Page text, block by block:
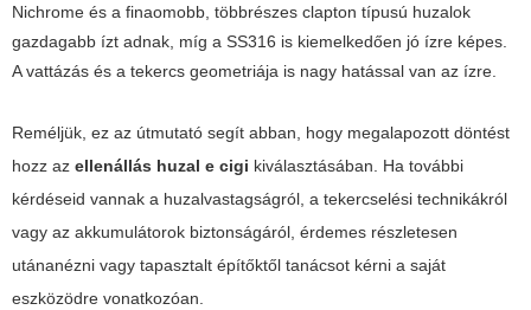
Nichrome és a finaomobb, többrészes clapton típusú huzalok
gazdagabb ízt adnak, míg a SS316 is kiemelkedően jó ízre képes.
A vattázás és a tekercs geometriája is nagy hatással van az ízre.
Reméljük, ez az útmutató segít abban, hogy megalapozott döntést
hozz az ellenállás huzal e cigi kiválasztásában. Ha további
kérdéseid vannak a huzalvastagságról, a tekercselési technikákról
vagy az akkumulátorok biztonságáról, érdemes részletesen
utánanézni vagy tapasztalt építőktől tanácsot kérni a saját
eszközödre vonatkozóan.